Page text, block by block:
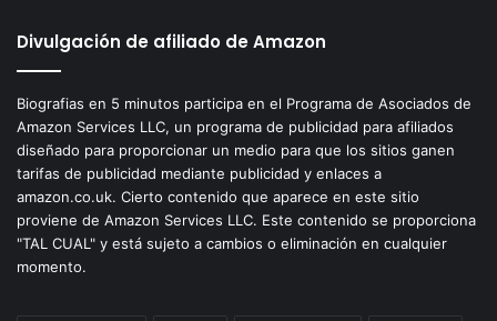
Divulgación de afiliado de Amazon
Biografias en 5 minutos participa en el Programa de Asociados de
Amazon Services LLC, un programa de publicidad para afiliados
diseñado para proporcionar un medio para que los sitios ganen
tarifas de publicidad mediante publicidad y enlaces a
amazon.co.uk. Cierto contenido que aparece en este sitio
proviene de Amazon Services LLC. Este contenido se proporciona
"TAL CUAL" y está sujeto a cambios o eliminación en cualquier
momento.